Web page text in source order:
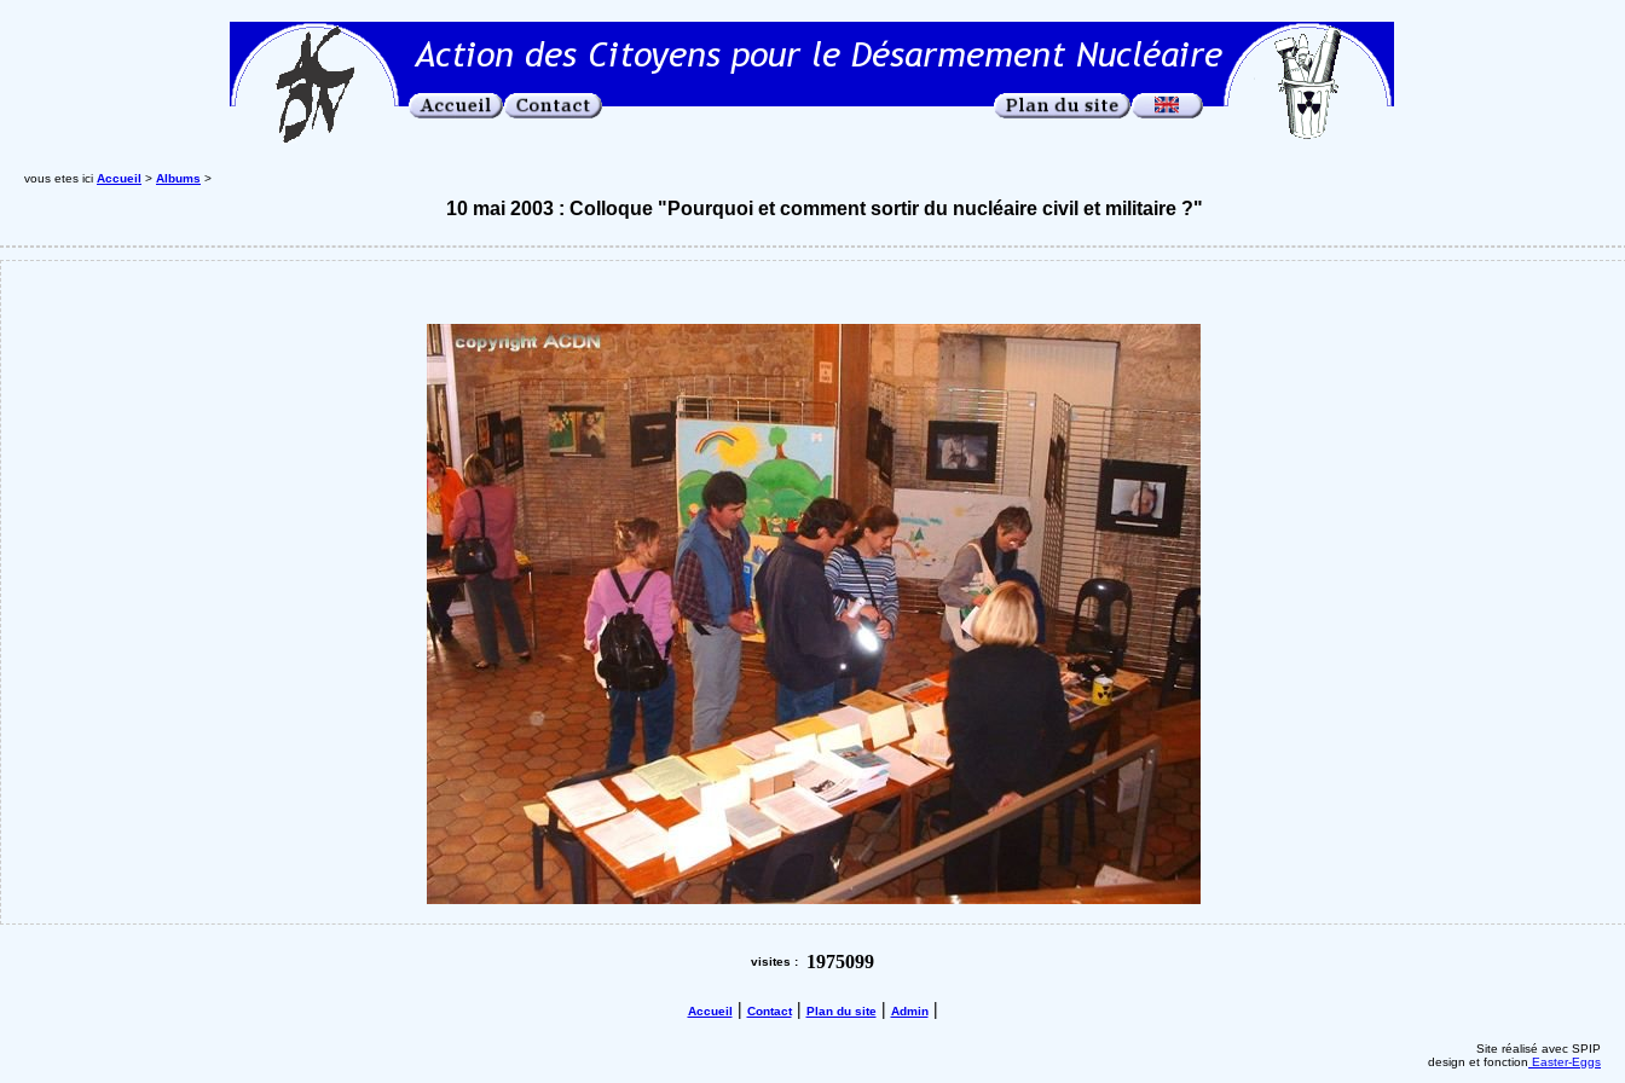
vous etes ici Accueil > Albums >
10 mai 2003 : Colloque "Pourquoi et comment sortir du nucléaire civil et militaire ?"
visites : 1975099
Accueil | Contact| Plan du site| Admin|
Site réalisé avec SPIP
design et fonction Easter-Eggs